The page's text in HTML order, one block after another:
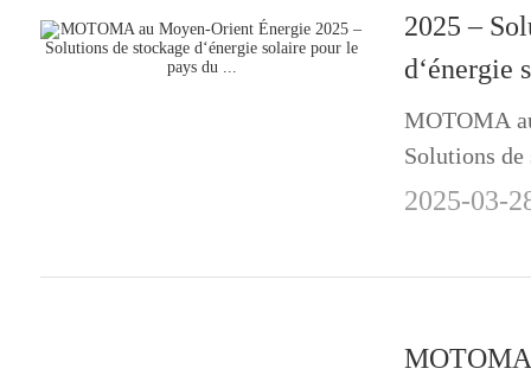
2025 –
d‘énergie
MOTOMA
Solutions de
le pays du
2025-03-